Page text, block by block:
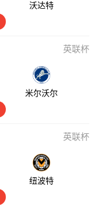
沃达特
英联杯
米尔沃尔
英联杯
纽波特